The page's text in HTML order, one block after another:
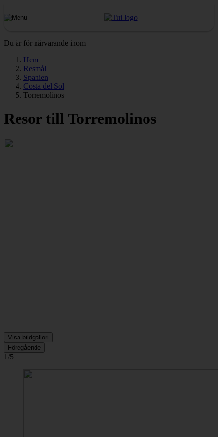
Du är för närvarande inom
Hem
Resmål
Spanien
Costa del Sol
Torremolinos
Resor till Torremolinos
Visa bildgalleri
Föregående
1/5